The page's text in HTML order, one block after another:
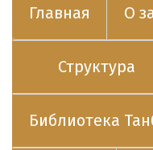
Главная О
Структура
Библиотека